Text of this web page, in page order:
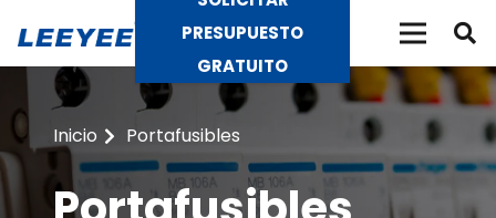
PRESUPUESTO
GRATUITO
Inicio Portafusibles